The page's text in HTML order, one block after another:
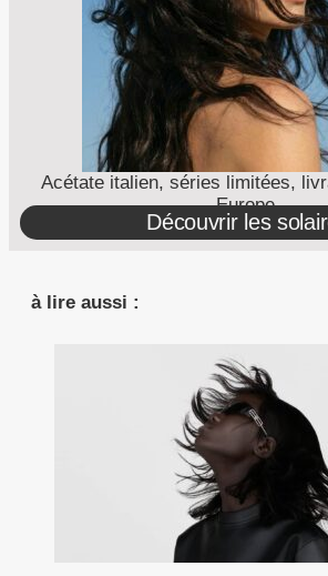
Acétate italien, séries limitées,
Europe.
Découvrir les
à lire aussi :